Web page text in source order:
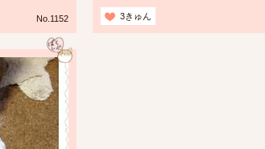
No.1152 3きゅん